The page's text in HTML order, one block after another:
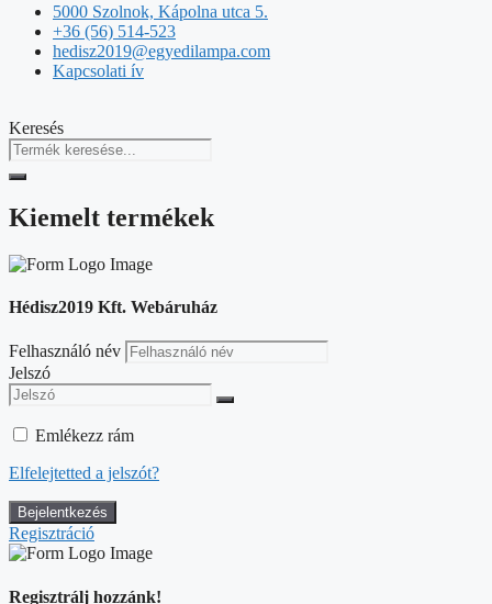
5000 Szolnok, Kápolna utca 5.
+36 (56) 514-523
hedisz2019@egyedilampa.com
Kapcsolati ív
Keresés
Kiemelt termékek
Hédisz2019 Kft. Webáruház
Felhasználó név
Jelszó
Emlékezz rám
Elfelejtetted a jelszót?
Regisztráció
Regisztrálj hozzánk!